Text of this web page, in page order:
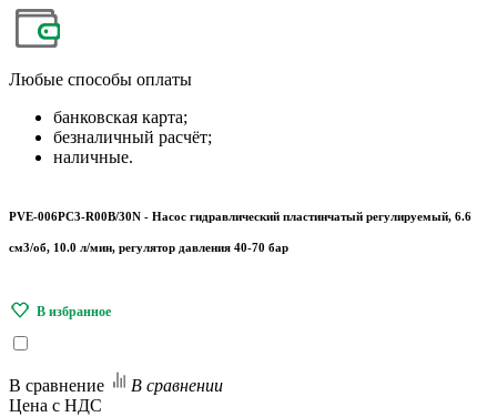
Любые способы оплаты
банковская карта;
безналичный расчёт;
наличные.
PVE-006PC3-R00B/30N - Насос гидравлический пластинчатый регулируемый, 6.6
см3/об, 10.0 л/мин, регулятор давления 40-70 бар
В сравнение
В сравнении
Цена с НДС